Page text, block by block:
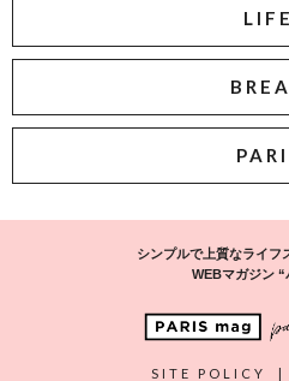
LIFE
シンプルで上質なライフ
WEBマガジン “
SITE POLICY